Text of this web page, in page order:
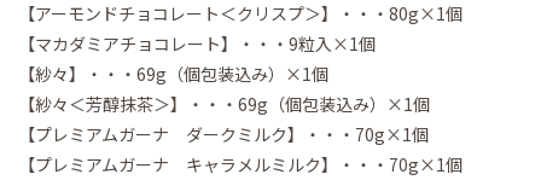
【アーモンドチョコレート＜クリスプ＞】・・・80g×1個
【マカダミアチョコレート】・・・9粒入×1個
【紗々】・・・69g（個包装込み）×1個
【紗々＜芳醇抹茶＞】・・・69g（個包装込み）×1個
【プレミアムガーナ ダークミルク】・・・70g×1個
【プレミアムガーナ キャラメルミルク】・・・70g×1個